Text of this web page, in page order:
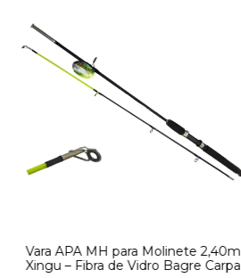
Vara APA MH para Molinete 2,40m
Xingu – Fibra de Vidro Bagre Carpa